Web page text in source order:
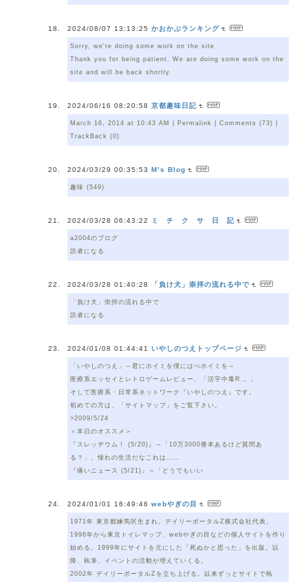
2024/08/07 13:13:25 かおかぶランキング
Sorry, we're doing some work on the site
Thank you for being patient. We are doing some work on the
site and will be back shortly.
2024/06/16 08:20:58 京都趣味日記
March 16, 2014 at 10:43 AM | Permalink | Comments (73) |
TrackBack (0)
2024/03/29 00:35:53 M’s Blog
趣味 (549)
2024/03/28 06:43:22 ミ チ ク サ 日 記
a2004のブログ
読者になる
2024/03/28 01:40:28 「負け犬」崇拝の流れる中で
「負け犬」崇拝の流れる中で
読者になる
2024/01/08 01:44:41 いやしのつえトップページ
「いやしのつえ」～君にホイミを僕にはべホイミを～
医療系エッセイとレトロゲームレビュー、「活字中毒R.。」
そして医療系・日常系ネットワーク『いやしのつえ』です。
初めての方は、「サイトマップ」をご覧下さい。
>2009/5/24
＜本日のオススメ＞
『スレッヂウム！ (5/20)』～「10万3000冊本あるけど質問あ
る？」。憧れの生活だなこれは……
『痛いニュース (5/21)』～「どうでもいい
2024/01/01 16:49:46 webやぎの目
1971年 東京都練馬区生まれ。デイリーポータルZ株式会社代表。
1996年から東京トイレマップ、webやぎの目などの個人サイトを作り
始める。1999年にサイトを元にした「死ぬかと思った」を出版。以
降、執筆、イベントの活動が増えていくる。
2002年 デイリーポータルZを立ち上げる。以来ずっとサイトで執